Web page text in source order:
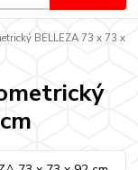
BELLEZA 73 x 73 x